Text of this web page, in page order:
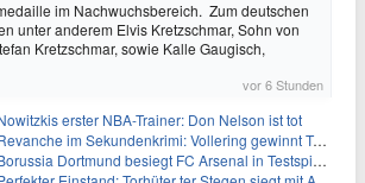
im Nachwuchsbereich. Zum deutschen
unter anderem Elvis Kretzschmar, Sohn von
Kretzschmar, sowie Kalle Gaugisch,
vor 6 Stunden
erster NBA-Trainer: Don Nelson ist tot
im Sekundenkrimi: Vollering gewinnt Tour
Dortmund besiegt FC Arsenal in Testspiel mit 3:2